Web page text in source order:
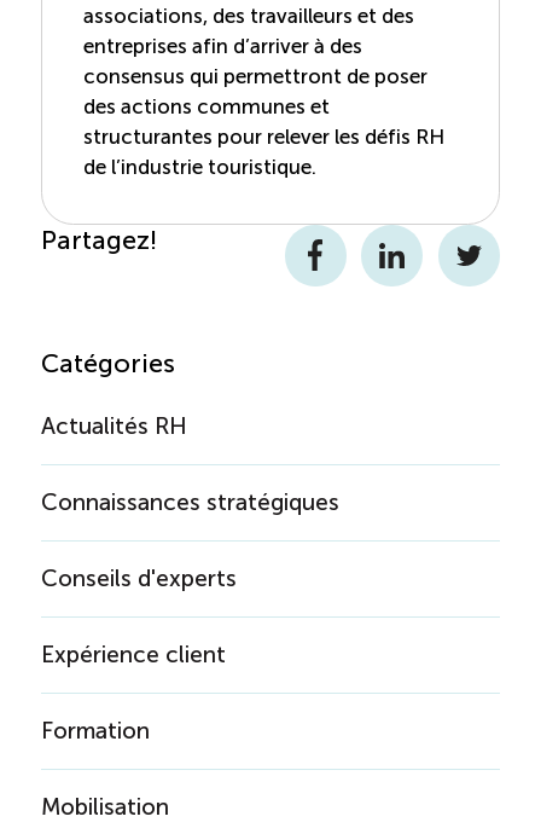
associations, des travailleurs et des
entreprises afin d’arriver à des
consensus qui permettront de poser
des actions communes et
structurantes pour relever les défis RH
de l’industrie touristique.
Partagez!
FacebookLinkedInTwitter
Catégories
Actualités RH
Connaissances stratégiques
Conseils d'experts
Expérience client
Formation
Mobilisation